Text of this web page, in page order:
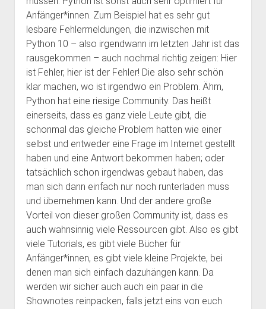
Anfänger*innen. Zum Beispiel hat es sehr gut
lesbare Fehlermeldungen, die inzwischen mit
Python 10 – also irgendwann im letzten Jahr ist das
rausgekommen – auch nochmal richtig zeigen: Hier
ist Fehler, hier ist der Fehler! Die also sehr schön
klar machen, wo ist irgendwo ein Problem. Ähm,
Python hat eine riesige Community. Das heißt
einerseits, dass es ganz viele Leute gibt, die
schonmal das gleiche Problem hatten wie einer
selbst und entweder eine Frage im Internet gestellt
haben und eine Antwort bekommen haben; oder
tatsächlich schon irgendwas gebaut haben, das
man sich dann einfach nur noch runterladen muss
und übernehmen kann. Und der andere große
Vorteil von dieser großen Community ist, dass es
auch wahnsinnig viele Ressourcen gibt. Also es gibt
viele Tutorials, es gibt viele Bücher für
Anfänger*innen, es gibt viele kleine Projekte, bei
denen man sich einfach dazuhängen kann. Da
werden wir sicher auch auch ein paar in die
Shownotes reinpacken, falls jetzt eins von euch